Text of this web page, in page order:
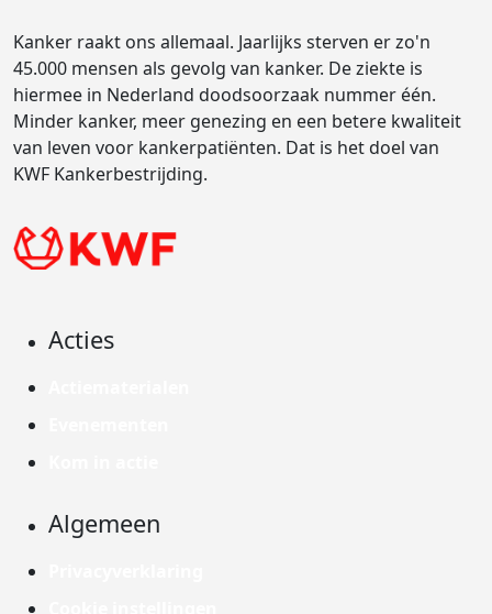
Kanker raakt ons allemaal. Jaarlijks sterven er zo'n
45.000 mensen als gevolg van kanker. De ziekte is
hiermee in Nederland doodsoorzaak nummer één.
Minder kanker, meer genezing en een betere kwaliteit
van leven voor kankerpatiënten. Dat is het doel van
KWF Kankerbestrijding.
Acties
Algemeen